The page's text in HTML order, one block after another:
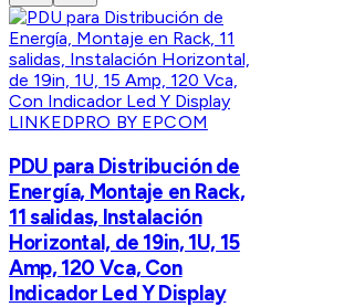
LINKEDPRO BY EPCOM
PDU para Distribución de
Energía, Montaje en Rack,
11 salidas, Instalación
Horizontal, de 19in, 1U, 15
Amp, 120 Vca, Con
Indicador Led Y Display